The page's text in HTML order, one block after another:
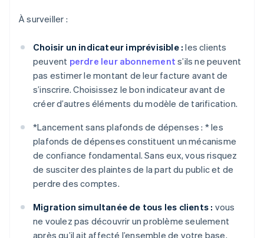
À surveiller :
Choisir un indicateur imprévisible : les clients
peuvent perdre leur abonnement s’ils ne peuvent
pas estimer le montant de leur facture avant de
s’inscrire. Choisissez le bon indicateur avant de
créer d’autres éléments du modèle de tarification.
*Lancement sans plafonds de dépenses : *les
plafonds de dépenses constituent un mécanisme
de confiance fondamental. Sans eux, vous risquez
de susciter des plaintes de la part du public et de
perdre des comptes.
Migration simultanée de tous les clients : vous
ne voulez pas découvrir un problème seulement
après qu’il ait affecté l’ensemble de votre base.